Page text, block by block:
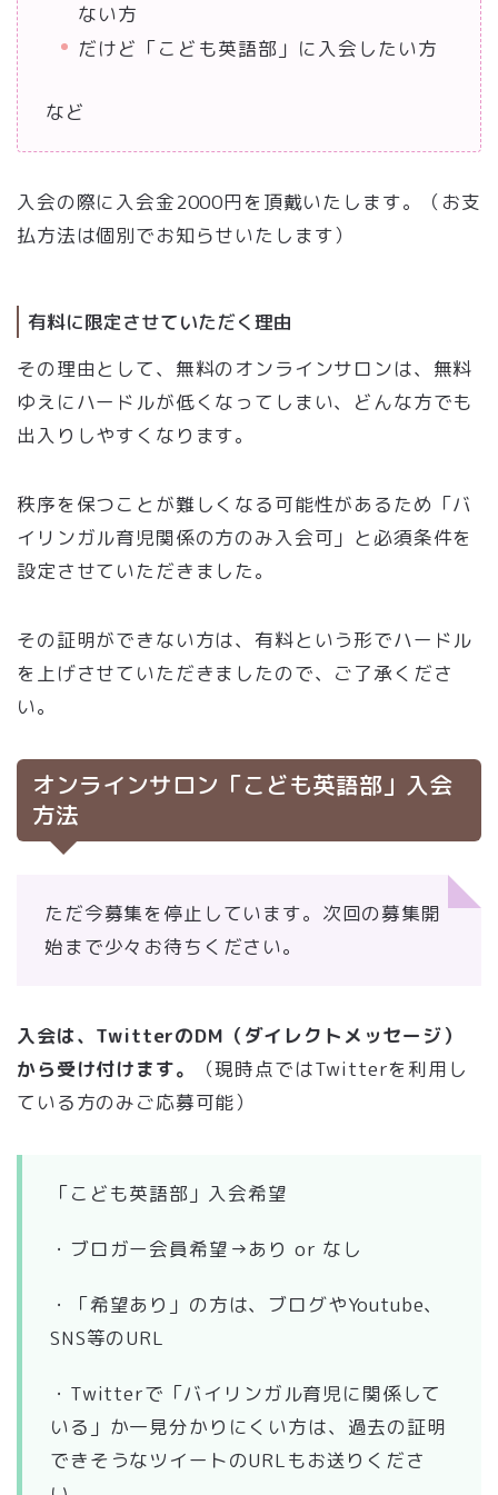
ない方
だけど「こども英語部」に入会したい方
など
入会の際に入会金2000円を頂戴いたします。（お支
払方法は個別でお知らせいたします）
有料に限定させていただく理由
その理由として、無料のオンラインサロンは、無料
ゆえにハードルが低くなってしまい、どんな方でも
出入りしやすくなります。
秩序を保つことが難しくなる可能性があるため「バ
イリンガル育児関係の方のみ入会可」と必須条件を
設定させていただきました。
その証明ができない方は、有料という形でハードル
を上げさせていただきましたので、ご了承くださ
い。
オンラインサロン「こども英語部」入会
方法
ただ今募集を停止しています。次回の募集開
始まで少々お待ちください。
入会は、TwitterのDM（ダイレクトメッセージ）
から受け付けます。
（現時点ではTwitterを利用し
ている方のみご応募可能）
「こども英語部」入会希望
・ブロガー会員希望→あり or なし
・「希望あり」の方は、ブログやYoutube、
SNS等のURL
・Twitterで「バイリンガル育児に関係して
いる」か一見分かりにくい方は、過去の証明
できそうなツイートのURLもお送りくださ